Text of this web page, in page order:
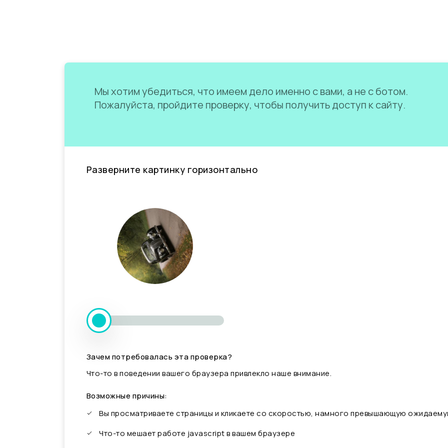
Мы хотим убедиться, что имеем дело именно с вами, а не с ботом.
Пожалуйста, пройдите проверку, чтобы получить доступ к сайту.
Разверните картинку горизонтально
Зачем потребовалась эта проверка?
Что-то в поведении вашего браузера привлекло наше внимание.
Возможные причины:
Вы просматриваете страницы и кликаете со скоростью, намного превышающую
Что-то мешает работе javascript в вашем браузере